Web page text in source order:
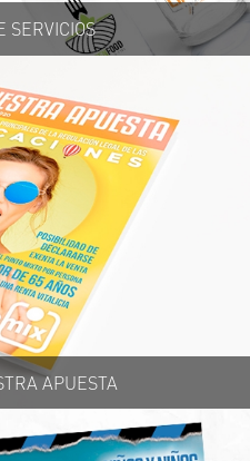
SERVICIOS
APUESTA